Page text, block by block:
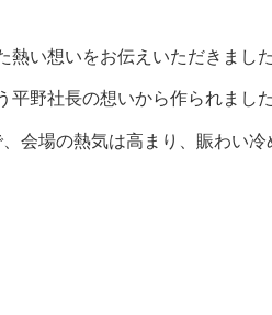
い想いをお伝えいただきました
野社長の想いから作られました
場の熱気は高まり、賑わい冷